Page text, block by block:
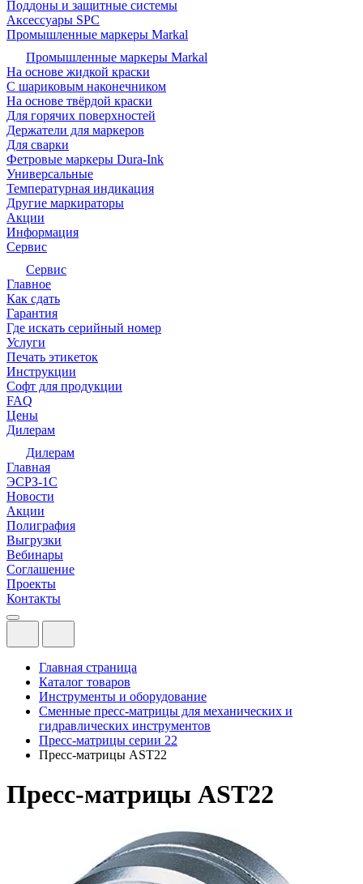
Поддоны и защитные системы
Аксессуары SPC
Промышленные маркеры Markal
Промышленные маркеры Markal
На основе жидкой краски
С шариковым наконечником
На основе твёрдой краски
Для горячих поверхностей
Держатели для маркеров
Для сварки
Фетровые маркеры Dura-Ink
Универсальные
Температурная индикация
Другие маркираторы
Акции
Информация
Сервис
Сервис
Главное
Как сдать
Гарантия
Где искать серийный номер
Услуги
Печать этикеток
Инструкции
Софт для продукции
FAQ
Цены
Дилерам
Дилерам
Главная
ЭСРЗ-1С
Новости
Акции
Полиграфия
Выгрузки
Вебинары
Соглашение
Проекты
Контакты
Главная страница
Каталог товаров
Инструменты и оборудование
Сменные пресс-матрицы для механических и
гидравлических инструментов
Пресс-матрицы серии 22
Пресс-матрицы AST22
Пресс-матрицы AST22